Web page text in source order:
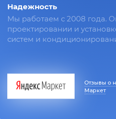
Надежность
Мы работаем с 2008 года.
проектировании и
систем и
Отзывы о
Маркет